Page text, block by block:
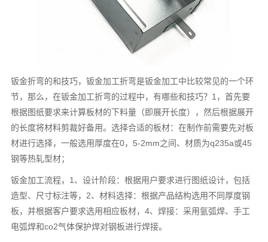
钣金折弯的和技巧，钣金加工折弯是钣金加工中比较常见的一个环
节，那么，在钣金加工折弯的过程中，有哪些和技巧？1，首先要
根据图纸要求来计算板材的下料量（即展开长度），然后根据展开
的长度将材料剪裁好备用。选择合适的板材：在制作前需要先对板
材进行选择，一般选用厚度在0，5-2mm之间、材质为q235a或45
钢等热轧型材；
钣金加工流程，1、设计阶段：根据用户要求进行图纸设计，包括
造型、尺寸标注等，2、材料选择：根据产品结构选用不同厚度钢
板，并根据客户要求选用相应板材，4、焊接：采用氩弧焊、手工
电弧焊和co2气体保护焊对钢板进行焊接。